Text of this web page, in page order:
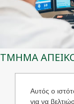
ΤΜΗΜΑ
Αυτός ο
για να